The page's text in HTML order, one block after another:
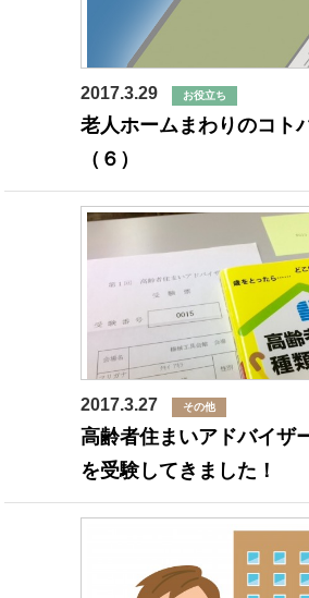
2017.3.29 お役立ち
老人ホームまわりのコト
（６）
2017.3.27 その他
高齢者住まいアドバイザ
を受験してきました！